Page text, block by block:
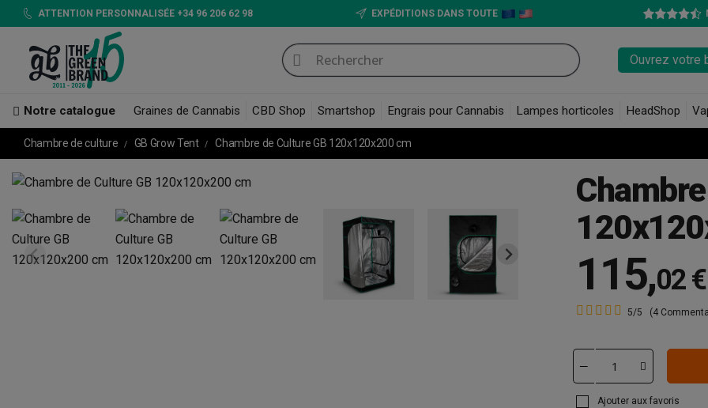
ATTENTION PERSONNALISÉE +34 96 206 62 98 EXPÉDITIONS DANS TOUTE
Ouvrez votre
Notre catalogue Graines de Cannabis CBD Shop Smartshop Engrais pour Cannabis Lampes horticoles HeadShop
Chambre de culture GB Grow Tent Chambre de Culture GB 120x120x200 cm
115,02 €
5/5 (4
Ajouter aux favoris